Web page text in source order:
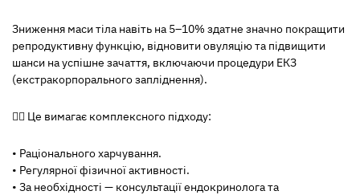
Зниження маси тіла навіть на 5–10% здатне значно покращити
репродуктивну функцію, відновити овуляцію та підвищити
шанси на успішне зачаття, включаючи процедури ЕКЗ
(екстракорпорального запліднення).
🏃‍♀️ Це вимагає комплексного підходу:
• Раціонального харчування.
• Регулярної фізичної активності.
• За необхідності — консультації ендокринолога та